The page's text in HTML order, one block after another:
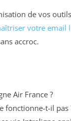
de vos outils
votre email
accroc.
Air France ?
fonctionne-t-il pas